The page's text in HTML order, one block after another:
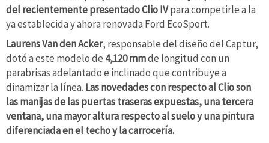
del recientemente presentado Clio IVpara competirle a la
ya establecida y ahora renovada Ford EcoSport.
Laurens Van den Acker, responsable del diseño del Captur,
dotó a este modelo de 4,120 mmde longitud con un
parabrisas adelantado e inclinado que contribuye a
dinamizar la línea. Las novedades con respecto al Clio son
las manijas de las puertas traseras expuestas, una tercera
ventana, una mayor altura respecto al suelo y una pintura
diferenciada en el techo y la carrocería.